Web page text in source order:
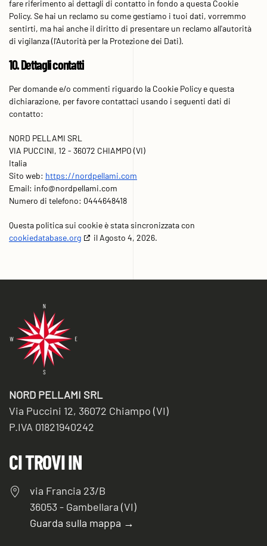
fare riferimento ai dettagli di contatto in fondo a questa Cookie
Policy. Se hai un reclamo su come gestiamo i tuoi dati, vorremmo
sentirti, ma hai anche il diritto di presentare un reclamo all'autorità
di vigilanza (l'Autorità per la Protezione dei Dati).
10. Dettagli contatti
Per domande e/o commenti riguardo la Cookie Policy e questa
dichiarazione, per favore contattaci usando i seguenti dati di
contatto:
NORD PELLAMI SRL
VIA PUCCINI, 12 - 36072 CHIAMPO (VI)
Italia
Sito web: https://nordpellami.com
Email: info@nordpellami.com
Numero di telefono: 0444648418
Questa politica sui cookie è stata sincronizzata con
cookiedatabase.org
il Agosto 4, 2026.
NORD PELLAMI SRL
Via Puccini 12, 36072 Chiampo (VI)
P.IVA 01821940242
CI TROVI IN
via Francia 23/B
36053 - Gambellara (VI)
Guarda sulla mappa →